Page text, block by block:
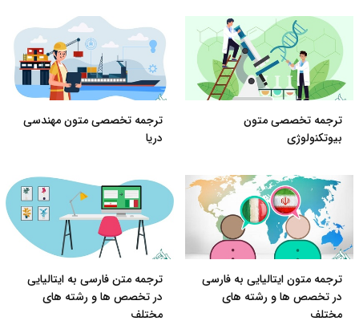
ترجمه تخصصی متون
بیوتکنولوژی
ترجمه تخصصی متون مهندسی
دریا
ترجمه متون ایتالیایی به فارسی
در تخصص ها و رشته های
مختلف
ترجمه متن فارسی به ایتالیایی
در تخصص ها و رشته های
مختلف